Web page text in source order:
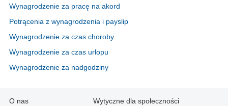
Wynagrodzenie za pracę na akord
Potrącenia z wynagrodzenia i payslip
Wynagrodzenie za czas choroby
Wynagrodzenie za czas urlopu
Wynagrodzenie za nadgodziny
O nas Wytyczne dla społeczności